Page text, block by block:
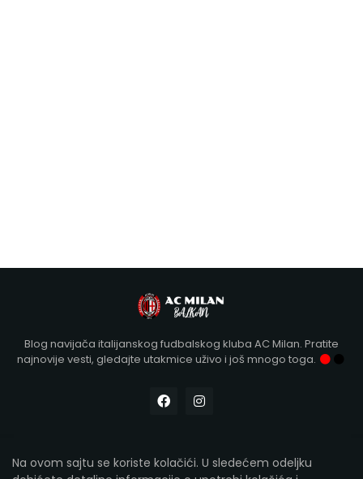
Blog navijača italijanskog fudbalskog kluba AC Milan. Pratite
najnovije vesti, gledajte utakmice uživo i još mnogo toga.
Designed with by Kollár | Copyright 2012-2026AC Milan
Na ovom sajtu se koriste kolačići. U sledećem odeljku